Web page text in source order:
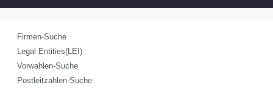
Firmen-Suche
Legal Entities(LEI)
Vorwahlen-Suche
Postleitzahlen-Suche